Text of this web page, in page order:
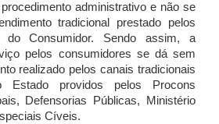
administrativo e não se
tradicional prestado pelos
do Consumidor. Sendo assim, a
pelos consumidores se dá sem
realizado pelos canais tradicionais
Estado providos pelos Procons
Defensorias Públicas, Ministério
Cíveis.